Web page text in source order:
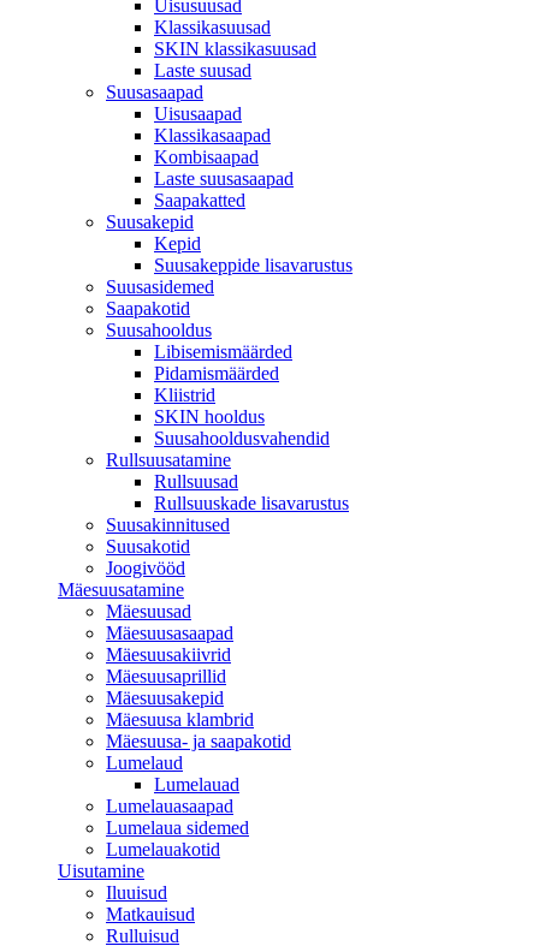
Uisusuusad
Klassikasuusad
SKIN klassikasuusad
Laste suusad
Suusasaapad
Uisusaapad
Klassikasaapad
Kombisaapad
Laste suusasaapad
Saapakatted
Suusakepid
Kepid
Suusakeppide lisavarustus
Suusasidemed
Saapakotid
Suusahooldus
Libisemismäärded
Pidamismäärded
Kliistrid
SKIN hooldus
Suusahooldusvahendid
Rullsuusatamine
Rullsuusad
Rullsuuskade lisavarustus
Suusakinnitused
Suusakotid
Joogivööd
Mäesuusatamine
Mäesuusad
Mäesuusasaapad
Mäesuusakiivrid
Mäesuusaprillid
Mäesuusakepid
Mäesuusa klambrid
Mäesuusa- ja saapakotid
Lumelaud
Lumelauad
Lumelauasaapad
Lumelaua sidemed
Lumelauakotid
Uisutamine
Iluuisud
Matkauisud
Rulluisud